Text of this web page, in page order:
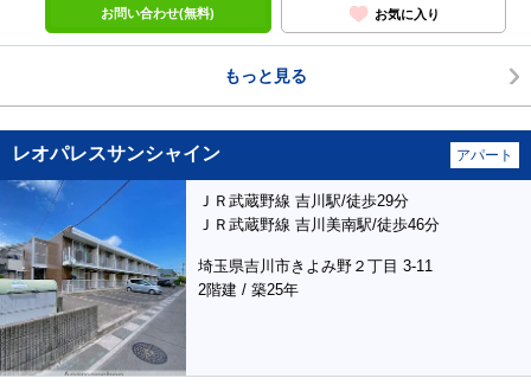
お問い合わせ(無料) お気に入り
もっと見る
レオパレスサンシャイン アパート
ＪＲ武蔵野線 吉川駅/徒歩29分
ＪＲ武蔵野線 吉川美南駅/徒歩46分
埼玉県吉川市きよみ野２丁目 3-11
2階建 / 築25年